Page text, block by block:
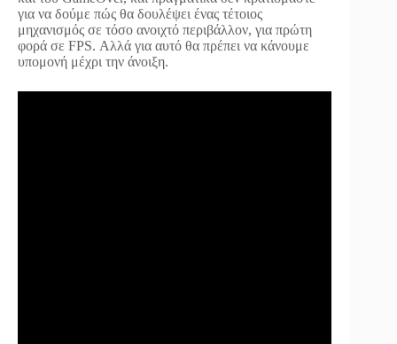
για να δούμε πώς θα δουλέψει ένας τέτοιος
μηχανισμός σε τόσο ανοιχτό περιβάλλον, για πρώτη
φορά σε FPS. Αλλά για αυτό θα πρέπει να κάνουμε
υπομονή μέχρι την άνοιξη.